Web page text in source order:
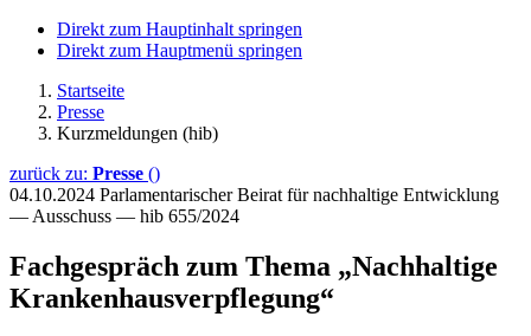
Direkt zum Hauptinhalt springen
Direkt zum Hauptmenü springen
Startseite
Presse
Kurzmeldungen (hib)
zurück zu: Presse ()
04.10.2024 Parlamentarischer Beirat für nachhaltige Entwicklung
— Ausschuss — hib 655/2024
Fachgespräch zum Thema „Nachhaltige
Krankenhausverpflegung“